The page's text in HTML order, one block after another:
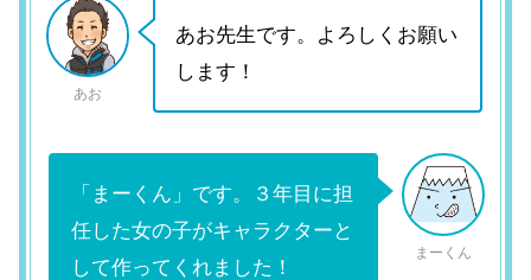
あお
あお先生です。よろしくお願い
します！
「まーくん」です。３年目に担
任した女の子がキャラクターと
して作ってくれました！
まーくん